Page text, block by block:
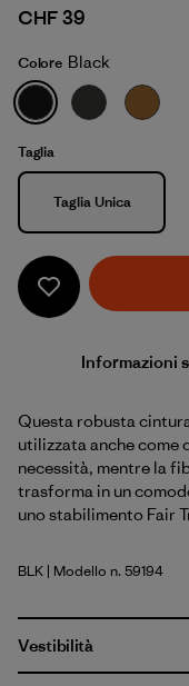
Black
CHF 39
Colore Black
Taglia
Taglia
Taglia Unica
Informazioni
Questa robusta
utilizzata anche come
necessità, mentre la
trasforma in un
uno stabilimento Fair
Black
BLK | Modello n. 59194
Vestibilità